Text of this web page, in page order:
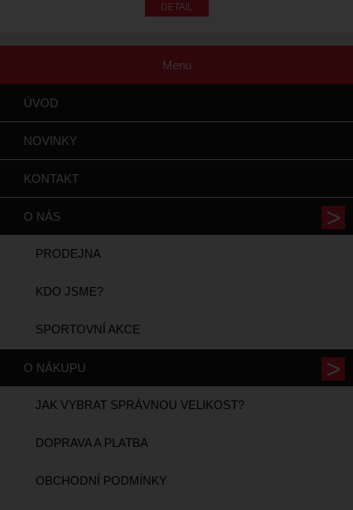
Menu
ÚVOD
NOVINKY
KONTAKT
O NÁS
PRODEJNA
KDO JSME?
SPORTOVNÍ AKCE
O NÁKUPU
JAK VYBRAT SPRÁVNOU VELIKOST?
DOPRAVA A PLATBA
OBCHODNÍ PODMÍNKY